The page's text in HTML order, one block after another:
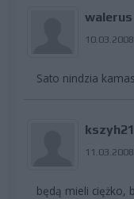
walerus
Sato nindzia
kszyh21
będą mieli ciężko,